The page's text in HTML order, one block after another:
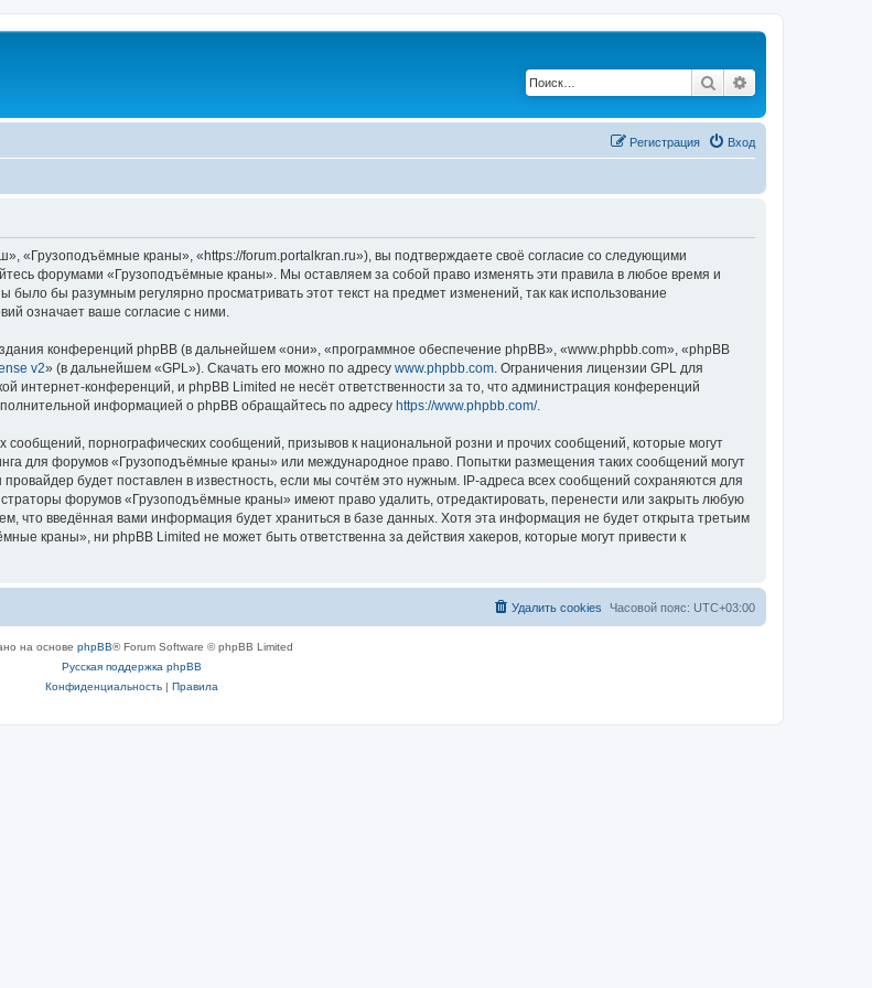
Поиск
Вход
Регистрация
краны», «https://forum.portalkran.ru»), вы подтверждаете своё согласие со следующими
форумами «Грузоподъёмные краны». Мы оставляем за собой право изменять эти правила в любое время и
бы разумным регулярно просматривать этот текст на предмет изменений, так как использование
означает ваше согласие с ними.
конференций phpBB (в дальнейшем «они», «программное обеспечение phpBB», «www.phpbb.com», «phpBB
v2» (в дальнейшем «GPL»). Скачать его можно по адресу www.phpbb.com . Ограничения лицензии GPL для
интернет-конференций, и phpBB Limited не несёт ответственности за то, что администрация конференций
информацией о phpBB обращайтесь по адресу https://www.phpbb.com/.
порнографических сообщений, призывов к национальной розни и прочих сообщений, которые могут
для форумов «Грузоподъёмные краны» или международное право. Попытки размещения таких сообщений могут
будет поставлен в известность, если мы сочтём это нужным. IP-адреса всех сообщений сохраняются для
форумов «Грузоподъёмные краны» имеют право удалить, отредактировать, перенести или закрыть любую
что введённая вами информация будет храниться в базе данных. Хотя эта информация не будет открыта третьим
краны», ни phpBB Limited не может быть ответственна за действия хакеров, которые могут привести к
Часовой пояс: UTC+03:00
Удалить cookies
на основе phpBB® Forum Software © phpBB Limited
Русская поддержка phpBB
Конфиденциальность| Правила